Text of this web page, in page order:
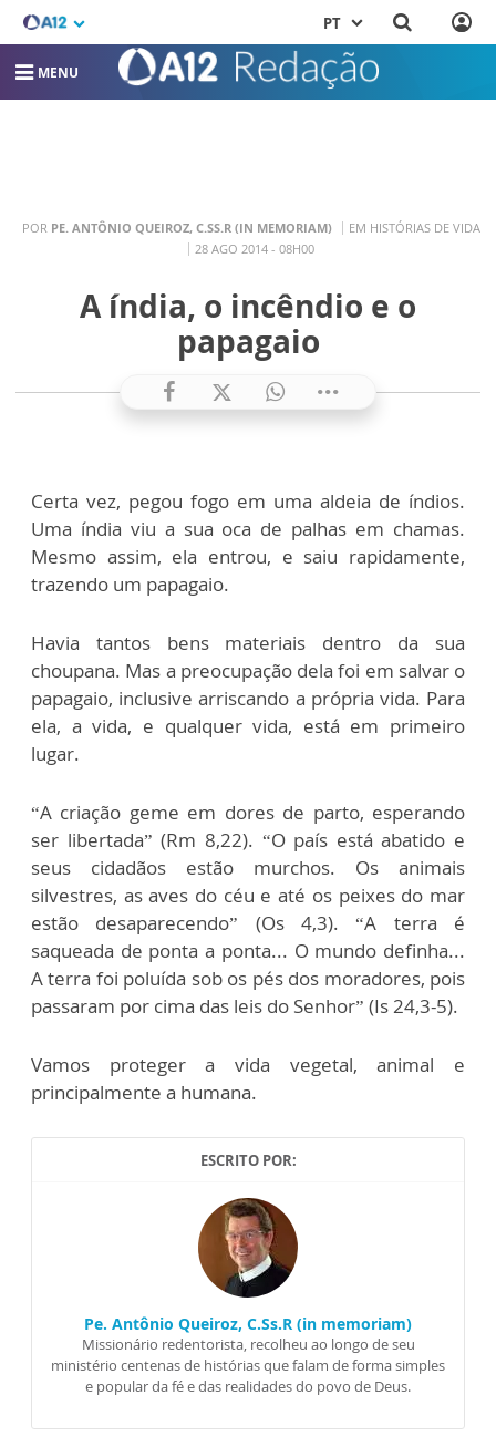
PT
MENU
POR PE. ANTÔNIO QUEIROZ, C.SS.R (IN MEMORIAM)
EM HISTÓRIAS DE VIDA
28 AGO 2014 - 08H00
A índia, o incêndio e o
papagaio
Certa vez, pegou fogo em uma aldeia de índios.
Uma índia viu a sua oca de palhas em chamas.
Mesmo assim, ela entrou, e saiu rapidamente,
trazendo um papagaio.
Havia tantos bens materiais dentro da sua
choupana. Mas a preocupação dela foi em salvar o
papagaio, inclusive arriscando a própria vida. Para
ela, a vida, e qualquer vida, está em primeiro
lugar.
“A criação geme em dores de parto, esperando
ser libertada” (Rm 8,22). “O país está abatido e
seus cidadãos estão murchos. Os animais
silvestres, as aves do céu e até os peixes do mar
estão desaparecendo” (Os 4,3). “A terra é
saqueada de ponta a ponta... O mundo definha...
A terra foi poluída sob os pés dos moradores, pois
passaram por cima das leis do Senhor” (Is 24,3-5).
Vamos proteger a vida vegetal, animal e
principalmente a humana.
ESCRITO POR:
Pe. Antônio Queiroz, C.Ss.R (in memoriam)
Missionário redentorista, recolheu ao longo de seu
ministério centenas de histórias que falam de forma simples
e popular da fé e das realidades do povo de Deus.